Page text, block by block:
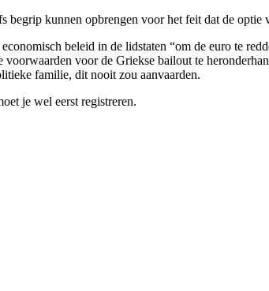
kunnen opbrengen voor het feit dat de
beleid in de lidstaten “om de euro te
voor de Griekse bailout te
familie, dit nooit zou aanvaarden.
je wel eerst registreren.